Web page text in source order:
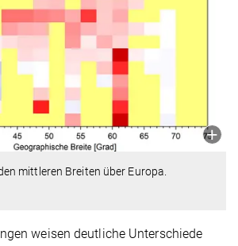
mittleren Breiten über Europa.
weisen deutliche Unterschiede